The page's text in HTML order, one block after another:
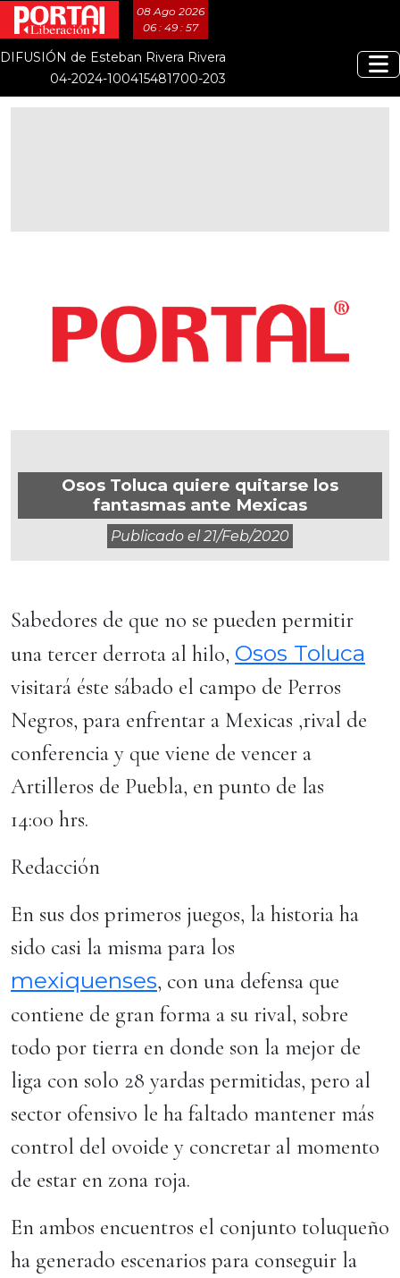
08 Ago 2026
06 : 49 : 57
DIFUSIÓN de Esteban Rivera Rivera
04-2024-100415481700-203
Osos Toluca quiere quitarse los
fantasmas ante Mexicas
Publicado el21/feb/2020
Sabedores de que no se pueden permitir
una tercer derrota al hilo, Osos Toluca
visitará éste sábado el campo de Perros
Negros, para enfrentar a Mexicas ,rival de
conferencia y que viene de vencer a
Artilleros de Puebla, en punto de las
14:00 hrs.
Redacción
En sus dos primeros juegos, la historia ha
sido casi la misma para los
mexiquenses, con una defensa que
contiene de gran forma a su rival, sobre
todo por tierra en donde son la mejor de
liga con solo 28 yardas permitidas, pero al
sector ofensivo le ha faltado mantener más
control del ovoide y concretar al momento
de estar en zona roja.
En ambos encuentros el conjunto toluqueño
ha generado escenarios para conseguir la